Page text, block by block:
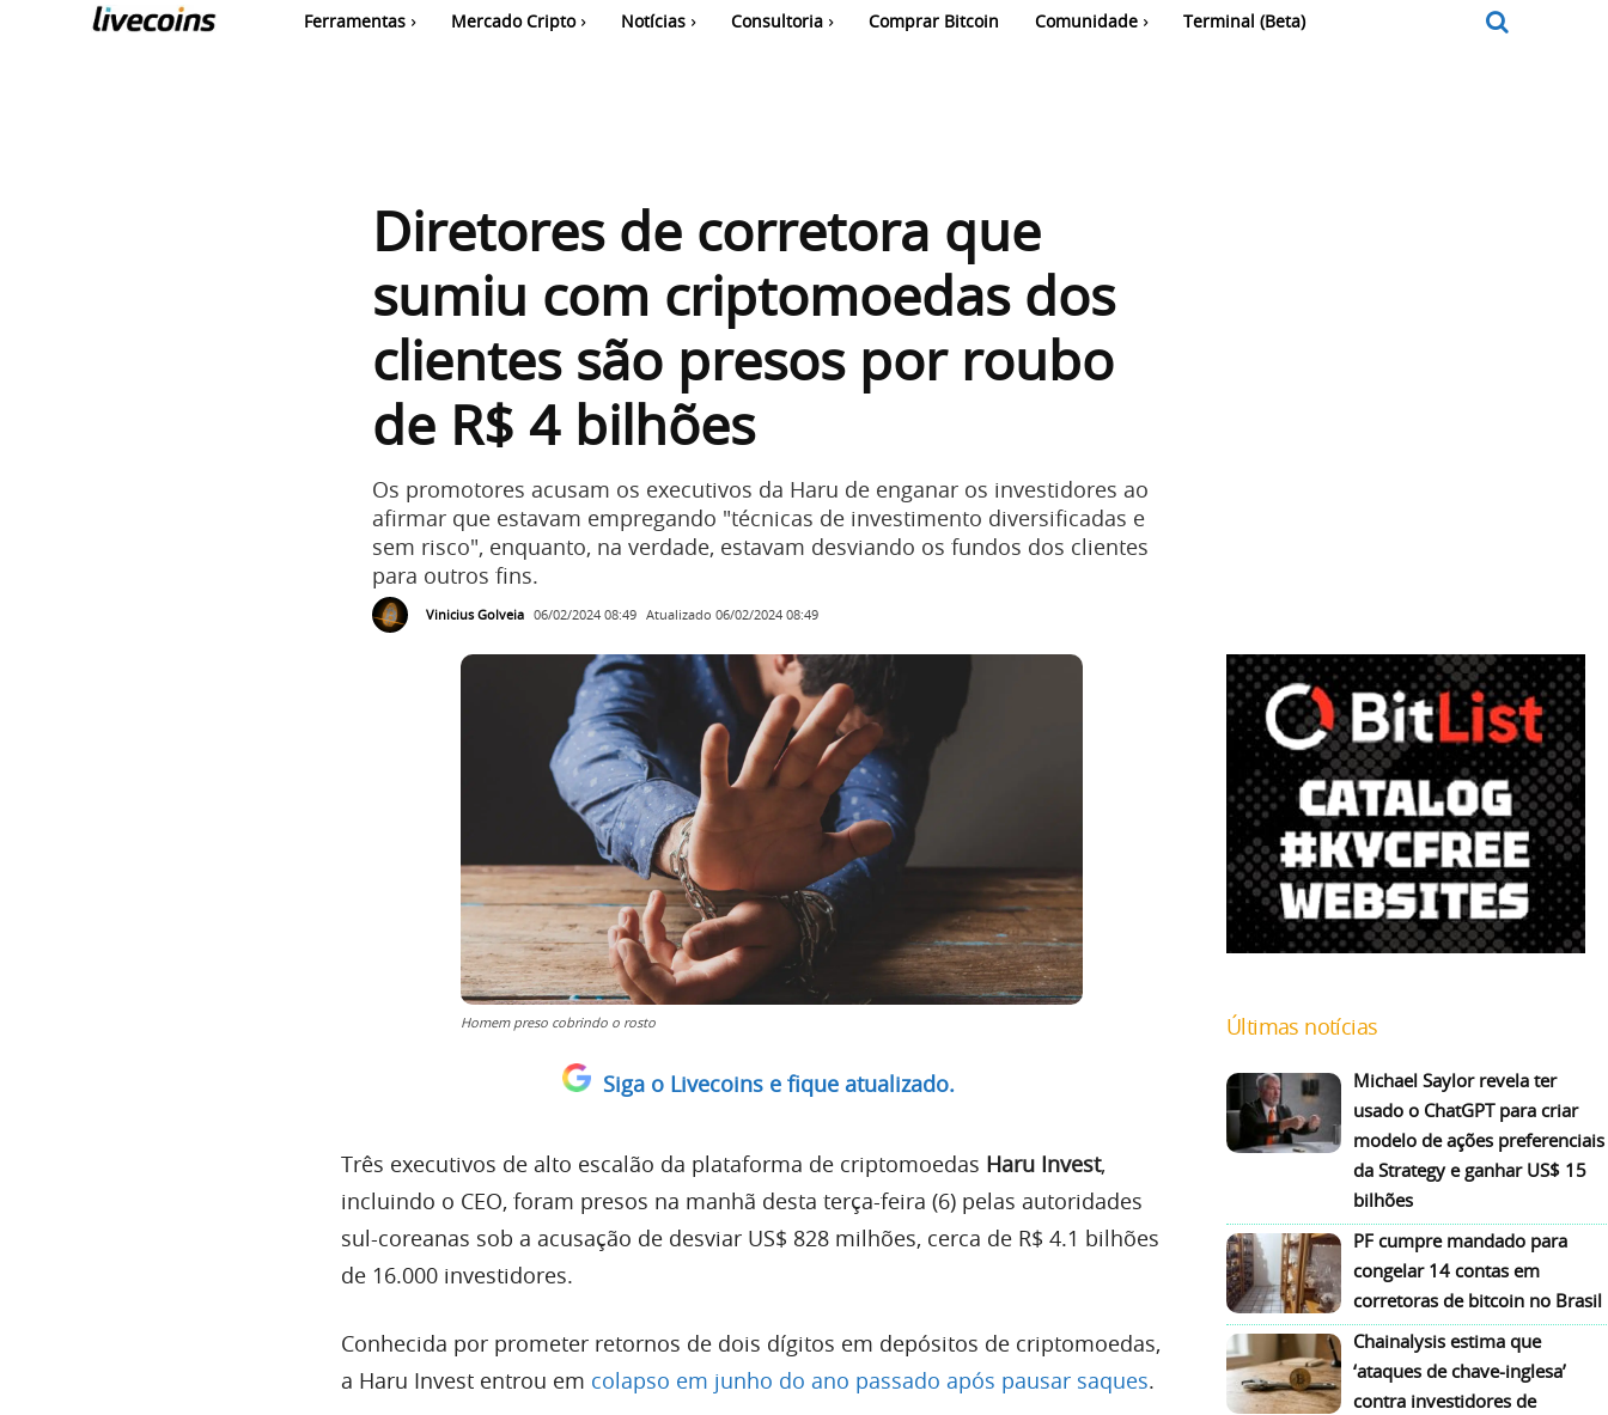
Ferramentas Mercado Cripto Notícias Consultoria Comprar Bitcoin Comunidade Terminal (Beta)
Diretores de corretora que
sumiu com criptomoedas dos
clientes são presos por roubo
de R$ 4 bilhões
Os promotores acusam os executivos da Haru de enganar os investidores ao
afirmar que estavam empregando "técnicas de investimento diversificadas e
sem risco", enquanto, na verdade, estavam desviando os fundos dos clientes
para outros fins.
Vinicius Golveia 06/02/2024 08:49 Atualizado 06/02/2024 08:49
Homem preso cobrindo o rosto
Siga o Livecoins e fique atualizado.
Três executivos de alto escalão da plataforma de criptomoedas Haru Invest,
incluindo o CEO, foram presos na manhã desta terça-feira (6) pelas autoridades
sul-coreanas sob a acusação de desviar US$ 828 milhões, cerca de R$ 4.1 bilhões
de 16.000 investidores.
Conhecida por prometer retornos de dois dígitos em depósitos de criptomoedas,
a Haru Invest entrou em colapso em junho do ano passado após pausar saques.
Últimas notícias
Michael Saylor revela ter
usado o ChatGPT para criar
modelo de ações preferenciais
da Strategy e ganhar US$ 15
bilhões
PF cumpre mandado para
congelar 14 contas em
corretoras de bitcoin no Brasil
Chainalysis estima que
‘ataques de chave-inglesa’
contra investidores de